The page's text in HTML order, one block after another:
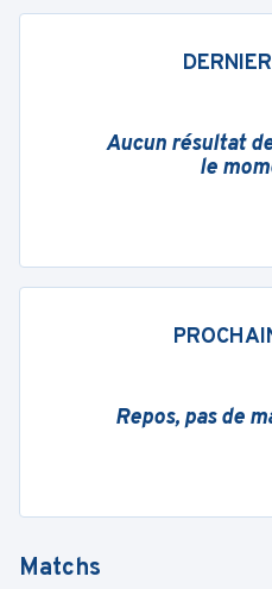
Aucun résultat
le
Repos, pas de
Matchs